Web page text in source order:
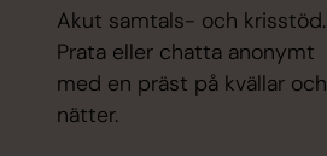
Akut samtals- och krisstöd.
Prata eller chatta anonymt
med en präst på kvällar och
nätter.